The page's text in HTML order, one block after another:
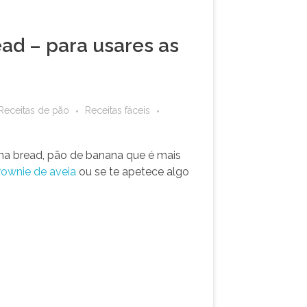
– para usares as
de pão Receitas fáceis
bread, pão de banana que é mais
de aveia ou se te apetece algo